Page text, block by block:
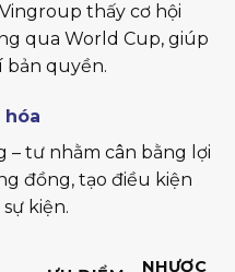
thấy cơ hội
qua World Cup, giúp
bản quyền.
hóa
– tư nhằm cân bằng lợi
đồng, tạo điều kiện
kiện.
NHƯỢC